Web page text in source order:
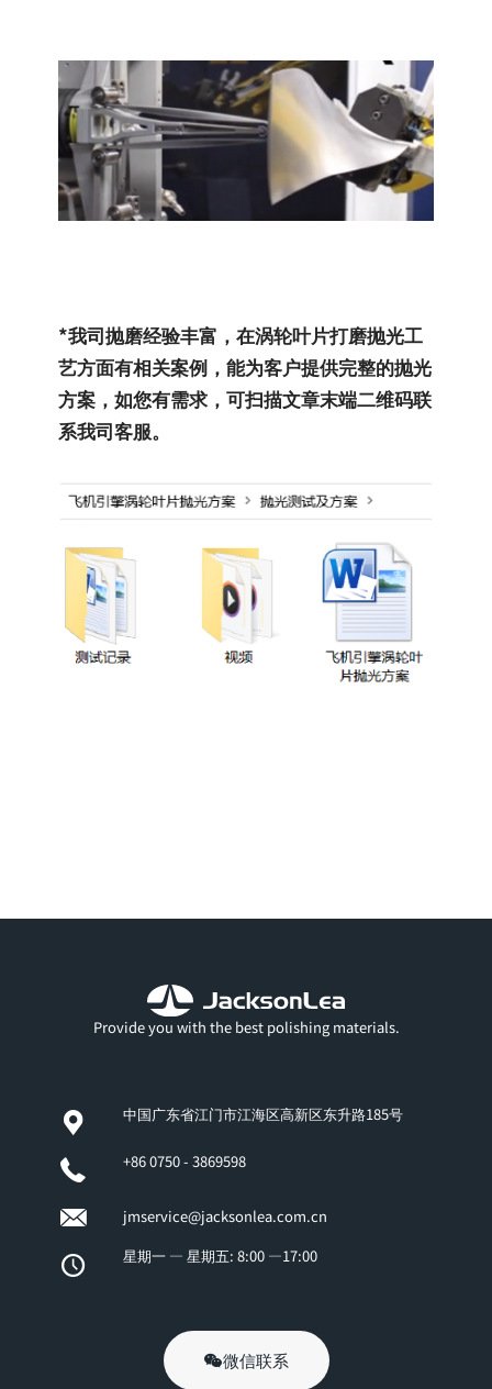
*我司抛磨经验丰富，在涡轮叶片打磨抛光工
艺方面有相关案例，能为客户提供完整的抛光
方案，如您有需求，可扫描文章末端二维码联
系我司客服。
Provide you with the best polishing materials.
中国广东省江门市江海区高新区东升路185号
+86 0750 - 3869598
jmservice@jacksonlea.com.cn
星期一 — 星期五: 8:00 —17:00
微信联系